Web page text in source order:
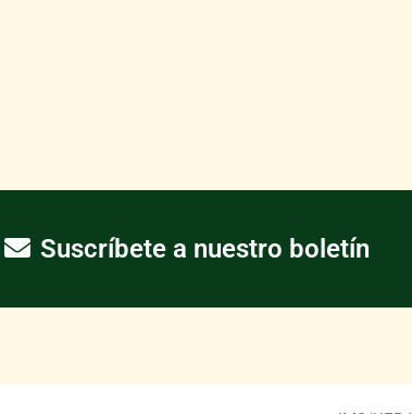
Suscríbete a nuestro boletín